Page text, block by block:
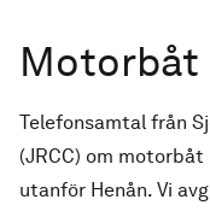
Motorbåt
Telefonsamtal från
(JRCC) om
utanför Henån. Vi